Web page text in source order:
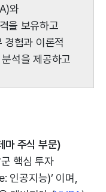
와
을 보유하고
경험과 이론적
석을 제공하고
주식 부문)
핵심 투자
공지능)’ 이며,